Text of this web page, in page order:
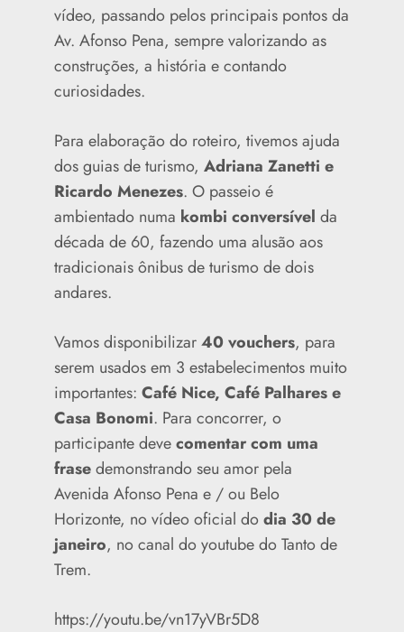
vídeo, passando pelos principais pontos da
Av. Afonso Pena, sempre valorizando as
construções, a história e contando
curiosidades.
Para elaboração do roteiro, tivemos ajuda
dos guias de turismo, Adriana Zanetti e
Ricardo Menezes. O passeio é
ambientado numa kombi conversível da
década de 60, fazendo uma alusão aos
tradicionais ônibus de turismo de dois
andares.
Vamos disponibilizar40 vouchers, para
serem usados em 3 estabelecimentos muito
importantes: Café Nice, Café Palhares e
Casa Bonomi. Para concorrer, o
participante devecomentar com uma
frasedemonstrando seu amor pela
Avenida Afonso Pena e / ou Belo
Horizonte, no vídeo oficial dodia 30 de
janeiro, no canal do youtube do Tanto de
Trem.
https://youtu.be/vn17yVBr5D8